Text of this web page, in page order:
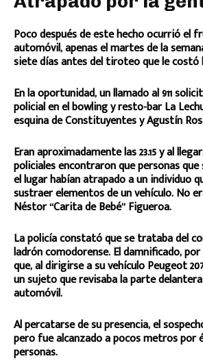
Poco después de este hecho ocurrió el
automóvil, apenas el martes de la
siete días antes del tiroteo que le costó
En la oportunidad, un llamado al 911
policial en el bowling y resto-bar La
esquina de Constituyentes y Agustín
Eran aproximadamente las 23.15 y al
policiales encontraron que personas
el lugar habían atrapado a un individuo
sustraer elementos de un vehículo. No
Néstor “Carita de Bebé” Figueroa.
La policía constató que se trataba del
ladrón comodorense. El damnificado,
que, al dirigirse a su vehículo Peugeot
un sujeto que revisaba la parte
automóvil.
Al percatarse de su presencia, el
pero fue alcanzado a pocos metros por
personas.